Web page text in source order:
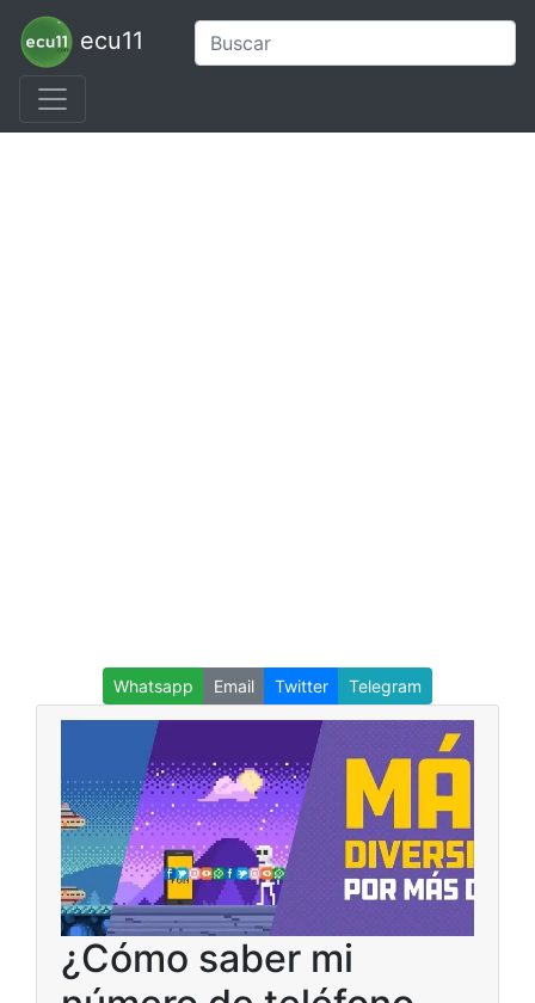
ecu11
Whatsapp Email Twitter Telegram
¿Cómo saber mi